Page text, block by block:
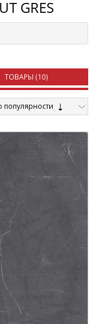
GRES
ТОВАРЫ (10)
популярности